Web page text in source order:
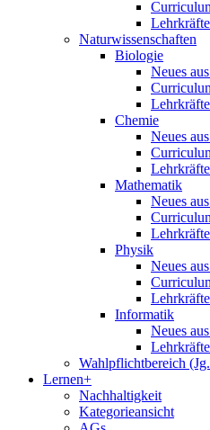
Naturwissenschaften
Biologie
Neues
Chemie
Neues
Mathematik
Neues
Physik
Neues
Informatik
Neues
Wahlpflichtbereich
Lernen+
Nachhaltigkeit
Kategorieansicht